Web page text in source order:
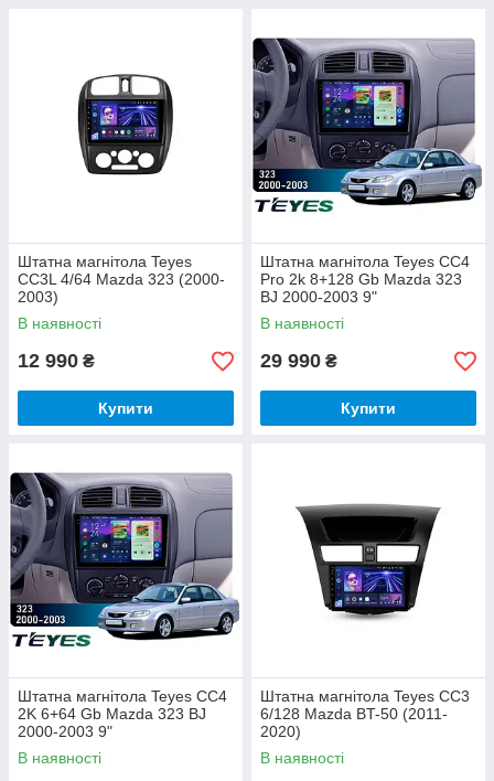
Штатна магнітола Teyes
CC3L 4/64 Mazda 323 (2000-
2003)
В наявності
12 990 ₴
Купити
Штатна магнітола Teyes CC4
Pro 2k 8+128 Gb Mazda 323
BJ 2000-2003 9"
В наявності
29 990 ₴
Купити
Штатна магнітола Teyes CC4
2K 6+64 Gb Mazda 323 BJ
2000-2003 9"
В наявності
Штатна магнітола Teyes CC3
6/128 Mazda BT-50 (2011-
2020)
В наявності